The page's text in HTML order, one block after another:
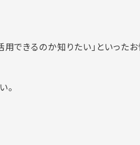
できるのか知りたい」といった
。